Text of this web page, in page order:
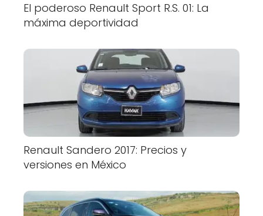
El poderoso Renault Sport R.S. 01: La
máxima deportividad
Renault Sandero 2017: Precios y
versiones en México